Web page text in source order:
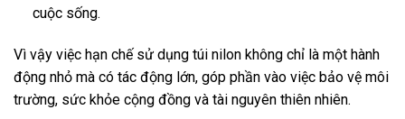
cuộc sống.
Vì vậy việc hạn chế sử dụng túi nilon không chỉ là một hành
động nhỏ mà có tác động lớn, góp phần vào việc bảo vệ môi
trường, sức khỏe cộng đồng và tài nguyên thiên nhiên.